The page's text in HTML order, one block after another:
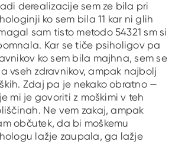
derealizacije sem ze bila pri
ko sem bila 11 kar ni glih
sam tisto metodo 54321 sm si
Kar se tiče psiholigov pa
ko sem bila majhna, sem se
vseh zdravnikov, ampak najbolj
Zdaj pa je nekako obratno —
mi je govoriti z moškimi v teh
Ne vem zakaj, ampak
občutek, da bi moškemu
lažje zaupala, ga lažje